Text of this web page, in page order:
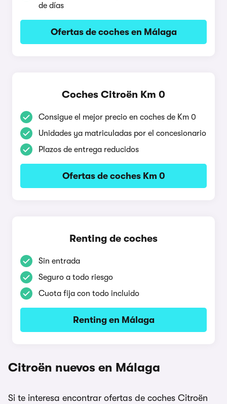
de días
Ofertas de coches en Málaga
Coches Citroën Km 0
Consigue el mejor precio en coches de Km 0
Unidades ya matriculadas por el concesionario
Plazos de entrega reducidos
Ofertas de coches Km 0
Renting de coches
Sin entrada
Seguro a todo riesgo
Cuota fija con todo incluido
Renting en Málaga
Citroën nuevos en Málaga
Si te interesa encontrar ofertas de coches Citroën